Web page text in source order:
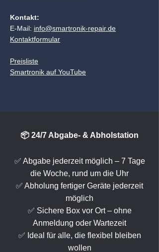
Kontakt:
E-Mail: info@smartronik-repair.de
Kontaktformular
Preisliste
Smartronik auf YouTube
📦 24/7 Abgabe- & Abholstation
✅ Abgabe jederzeit möglich – 7 Tage
die Woche, rund um die Uhr
✅ Abholung fertiger Geräte jederzeit
möglich
✅ Sichere Box vor Ort – ohne
Anmeldung oder Wartezeit
✅ Ideal für alle, die flexibel bleiben
wollen